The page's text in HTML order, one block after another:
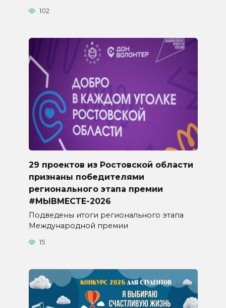
102
29 проектов из Ростовской области
признаны победителями
регионального этапа премии
#МЫВМЕСТЕ-2026
Подведены итоги регионального этапа
Международной премии
15